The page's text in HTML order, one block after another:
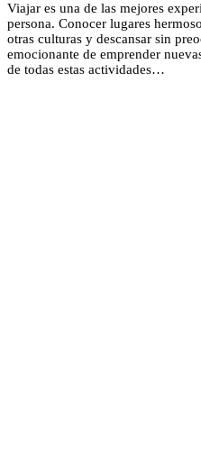
Viajar es una de las mejores
persona. Conocer lugares
otras culturas y descansar sin
emocionante de emprender
de todas estas actividades…